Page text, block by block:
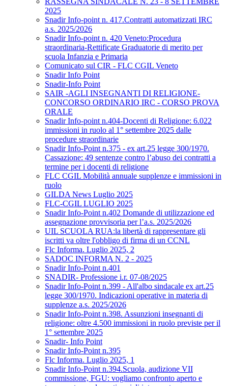
2025
Snadir Info-point n. 417.Contratti automatizzati IRC
a.s. 2025/2026
Snadir Info-point n. 420 Veneto:Procedura
straordinaria-Rettificate Graduatorie di merito per
scuola Infanzia e Primaria
Comunicato sul CIR - FLC CGIL Veneto
Snadir Info Point
Snadir-Info Point
SAIR -AGLI INSEGNANTI DI RELIGIONE-
CONCORSO ORDINARIO IRC - CORSO PROVA
ORALE
Snadir Info-point n.404-Docenti di Religione: 6.022
immissioni in ruolo al 1° settembre 2025 dalle
procedure straordinarie
Snadir Info-Point n.375 - ex art.25 legge 300/1970.
Cassazione: 49 sentenze contro l’abuso dei contratti a
termine per i docenti di religione
FLC CGIL Mobilità annuale supplenze e immissioni in
ruolo
GILDA News Luglio 2025
FLC-CGIL LUGLIO 2025
Snadir Info-Point n.402 Domande di utilizzazione ed
assegnazione provvisoria per l’a.s. 2025/2026
UIL SCUOLA RUA:la libertà di rappresentare gli
iscritti va oltre l'obbligo di firma di un CCNL
Flc Informa. Luglio 2025, 2
SADOC INFORMA N. 2 - 2025
Snadir Info-Point n.401
SNADIR- Professione i.r. 07-08/2025
Snadir Info-Point n.399 - All'albo sindacale ex art.25
legge 300/1970. Indicazioni operative in materia di
supplenze a.s. 2025/2026
Snadir Info-Point n.398. Assunzioni insegnanti di
religione: oltre 4.500 immissioni in ruolo previste per il
1° settembre 2025
Snadir- Info Point
Snadir Info-Point n.395
Flc Informa. Luglio 2025, 1
Snadir Info-Point n.394.Scuola, audizione VII
commissione, FGU: vogliamo confronto aperto e